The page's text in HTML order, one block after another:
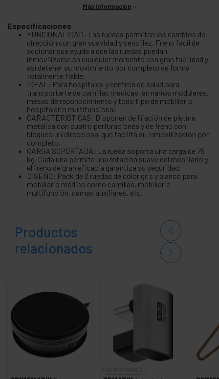
Más información
Especificaciones
FUNCIONALIDAD: Las ruedas permiten los cambios de
dirección con gran suavidad y sencillez. Freno fácil de
accionar que ayuda a que las ruedas puedan
inmovilizarse en cualquier momento con gran facilidad y
así detener su movimiento por completo de forma
totalmente fiable.
IDEAL: Para hospitales y centros de salud para
transportarte de camillas médicas, armarios modulares,
mesas de reconocimiento y todo tipo de mobiliario
hospitalario multifuncional.
CARACTERÍSTICAS: Disponen de fijación de pletina
metálica con cuatro perforaciones y de freno con
bloqueo unidireccional que facilita su inmovilización por
completo.
CARGA SOPORTADA: La rueda soporta una carga de 75
kg. Cada una permite una rotación suave del mobiliario y
el freno de gran eficacia garantiza su seguridad.
DISEÑO: Pack de 2 ruedas de color gris y blanco para
mobiliario médico como camillas, mobiliario
multifunción, camas auxiliares, etc.
Productos
relacionados